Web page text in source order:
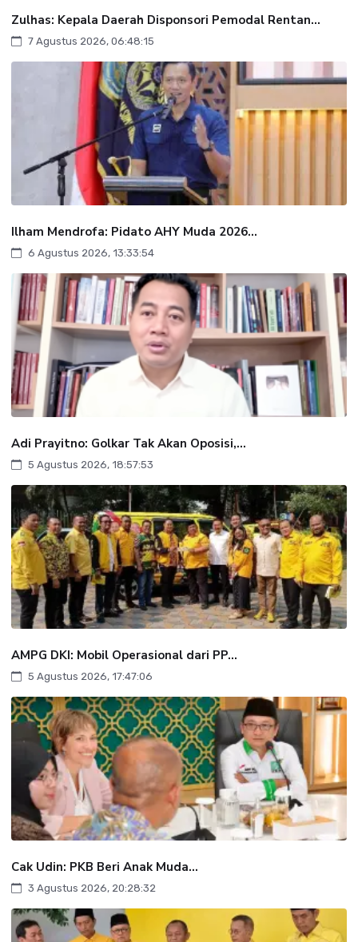
Zulhas: Kepala Daerah Disponsori Pemodal Rentan...
7 Agustus 2026, 06:48:15
Ilham Mendrofa: Pidato AHY Muda 2026...
6 Agustus 2026, 13:33:54
Adi Prayitno: Golkar Tak Akan Oposisi,...
5 Agustus 2026, 18:57:53
AMPG DKI: Mobil Operasional dari PP...
5 Agustus 2026, 17:47:06
Cak Udin: PKB Beri Anak Muda...
3 Agustus 2026, 20:28:32